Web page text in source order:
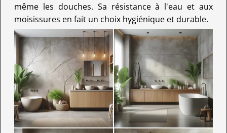
même les douches. Sa résistance à l'eau et aux
moisissures en fait un choix hygiénique et durable.